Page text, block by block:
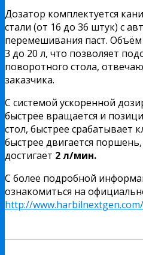
Дозатор комплектуется
стали (от 16 до 36 штук) с
перемешивания паст. Объём
3 до 20 л, что позволяет
поворотного стола,
заказчика.
С системой ускоренной
быстрее вращается и
стол, быстрее срабатывает
быстрее двигается
достигает 2 л/мин.
С более подробной
ознакомиться на
http://www.harbilnextgen.com/